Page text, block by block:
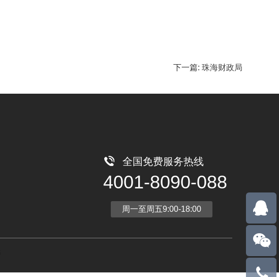
下一篇: 珠海财政局
全国免费服务热线
4001-8090-088
周一至周五9:00-18:00